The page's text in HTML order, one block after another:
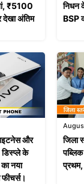
₹5100
देखा अंतिम
निधन
BSP
और
के
नया
फीचर्स।
जिला
पब्लिक
प्रथम,